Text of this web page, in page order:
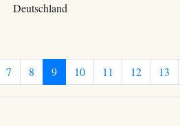
Deutschland
7 8 9 10 11 12 13